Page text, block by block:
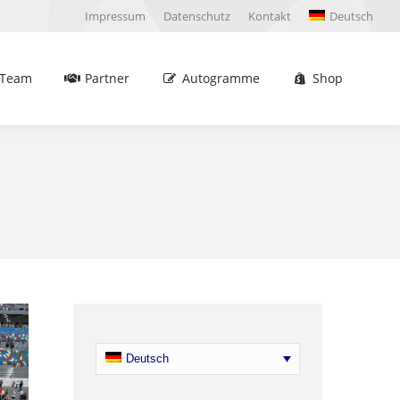
Impressum Datenschutz Kontakt Deutsch
Team Partner Autogramme Shop
Deutsch
Partner Autogramme Shop